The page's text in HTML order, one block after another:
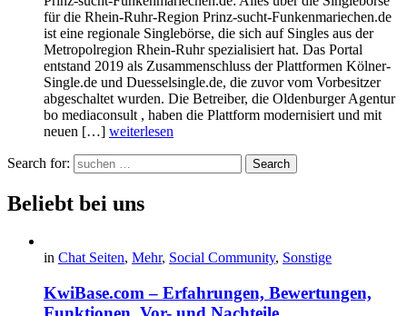
für die Rhein-Ruhr-Region Prinz-sucht-Funkenmariechen.de
ist eine regionale Singlebörse, die sich auf Singles aus der
Metropolregion Rhein-Ruhr spezialisiert hat. Das Portal
entstand 2019 als Zusammenschluss der Plattformen Kölner-
Single.de und Duesselsingle.de, die zuvor vom Vorbesitzer
abgeschaltet wurden. Die Betreiber, die Oldenburger Agentur
bo mediaconsult , haben die Plattform modernisiert und mit
neuen […] weiterlesen
Search for: Search
Beliebt bei uns
in Chat Seiten, Mehr, Social Community, Sonstige
KwiBase.com – Erfahrungen, Bewertungen,